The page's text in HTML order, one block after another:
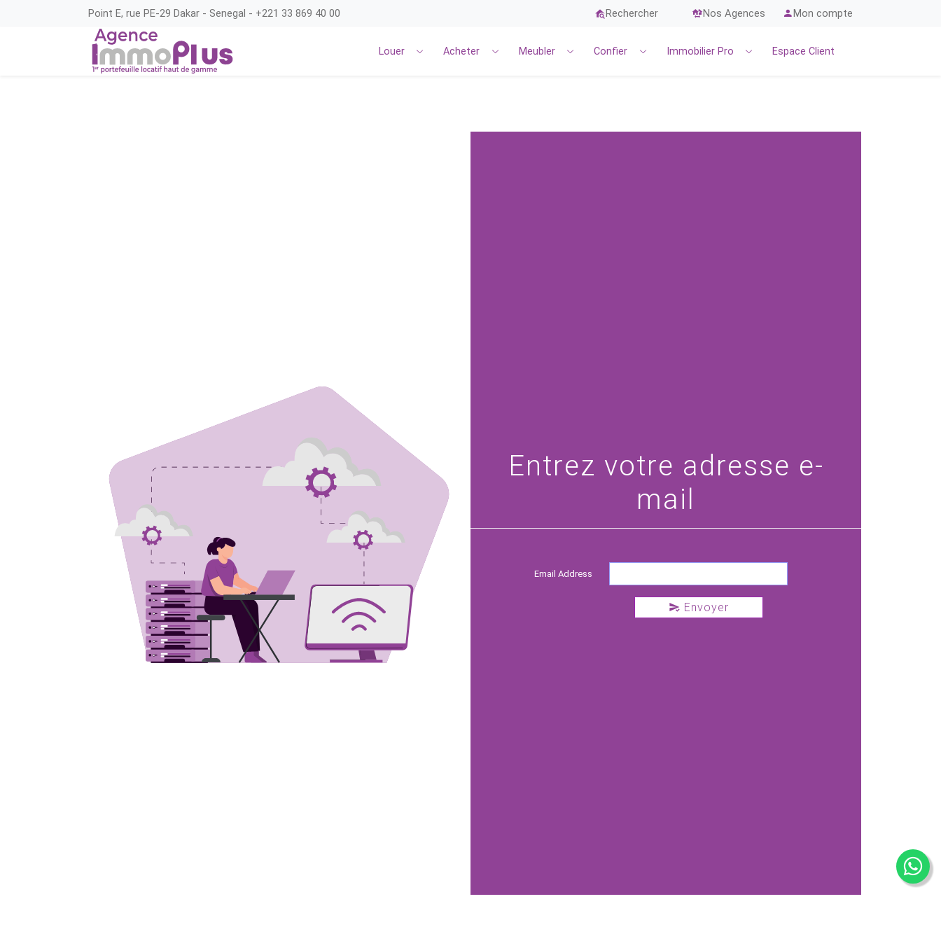
Point E, rue PE-29 Dakar - Senegal - +221 33 869 40 00 Rechercher Nos Agences Mon compte
Louer Acheter Meubler Confier Immobilier Pro Espace Client
Entrez votre adresse e-
mail
Email Address
Envoyer